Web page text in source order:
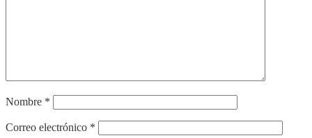
Nombre *
Correo electrónico *